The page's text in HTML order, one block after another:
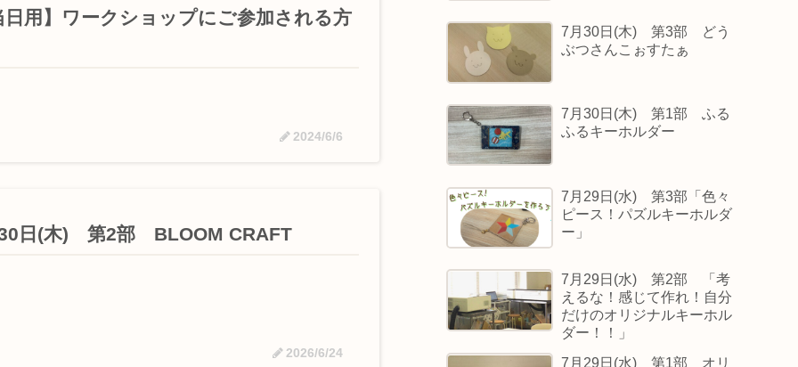
日用】ワークショップにご参加される方
2024/6/6
日(木) 第2部 BLOOM CRAFT
2026/6/24
7月30日(木) 第3部 どう
ぶつさんこぉすたぁ
7月30日(木) 第1部 ふる
ふるキーホルダー
7月29日(水) 第3部「色々
ピース！パズルキーホルダ
ー」
7月29日(水) 第2部 「考
えるな！感じて作れ！自分
だけのオリジナルキーホル
ダー！！」
7月29日(水) 第1部 オリ